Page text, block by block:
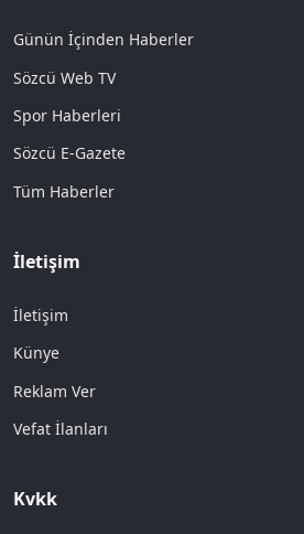
Günün İçinden Haberler
Sözcü Web TV
Spor Haberleri
Sözcü E-Gazete
Tüm Haberler
İletişim
İletişim
Künye
Reklam Ver
Vefat İlanları
Kvkk